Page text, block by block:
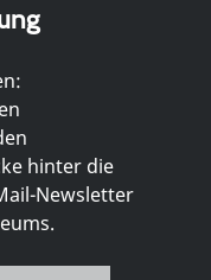
hinter die
Newsletter